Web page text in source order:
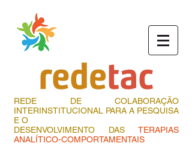
REDE DE COLABORAÇÃO
INTERINSTITUCIONAL PARA A PESQUISA
E O
DESENVOLVIMENTO DAS TERAPIAS
ANALÍTICO-COMPORTAMENTAIS